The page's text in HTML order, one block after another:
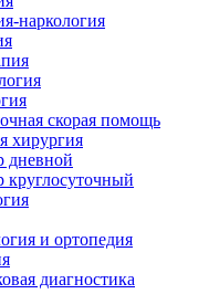
наркология
скорая помощь
хирургия
дневной
круглосуточный
и ортопедия
диагностика